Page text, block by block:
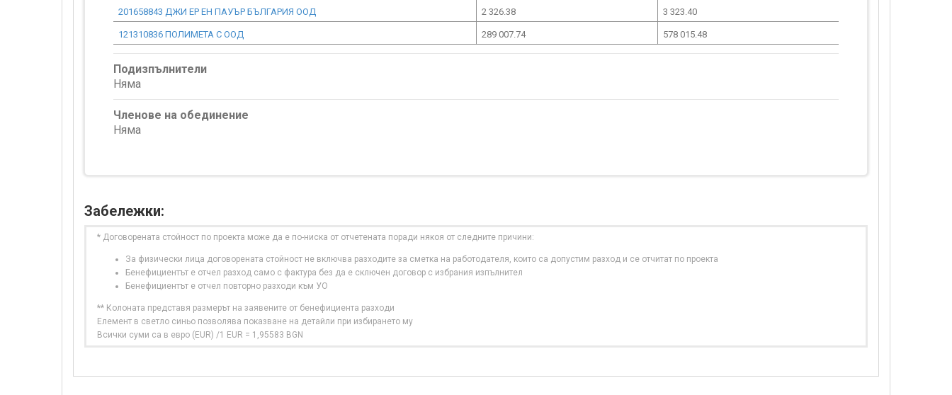
201658843 ДЖИ ЕР ЕН ПАУЪР БЪЛГАРИЯ ООД 2 326.38 3 323.40
121310836 ПОЛИМЕТА С ООД 289 007.74 578 015.48
Подизпълнители
Няма
Членове на обединение
Няма
Забележки:
* Договорената стойност по проекта може да е по-ниска от отчетената поради някоя от следните причини:
За физически лица договорената стойност не включва разходите за сметка на работодателя, които са допустим разход и се отчитат по проекта
Бенефициентът е отчел разход само с фактура без да е сключен договор с избрания изпълнител
Бенефициентът е отчел повторно разходи към УО
** Колоната представя размерът на заявените от бенефициента разходи
Елемент в светло синьо позволява показване на детайли при избирането му
Всички суми са в евро (EUR) /1 EUR = 1,95583 BGN